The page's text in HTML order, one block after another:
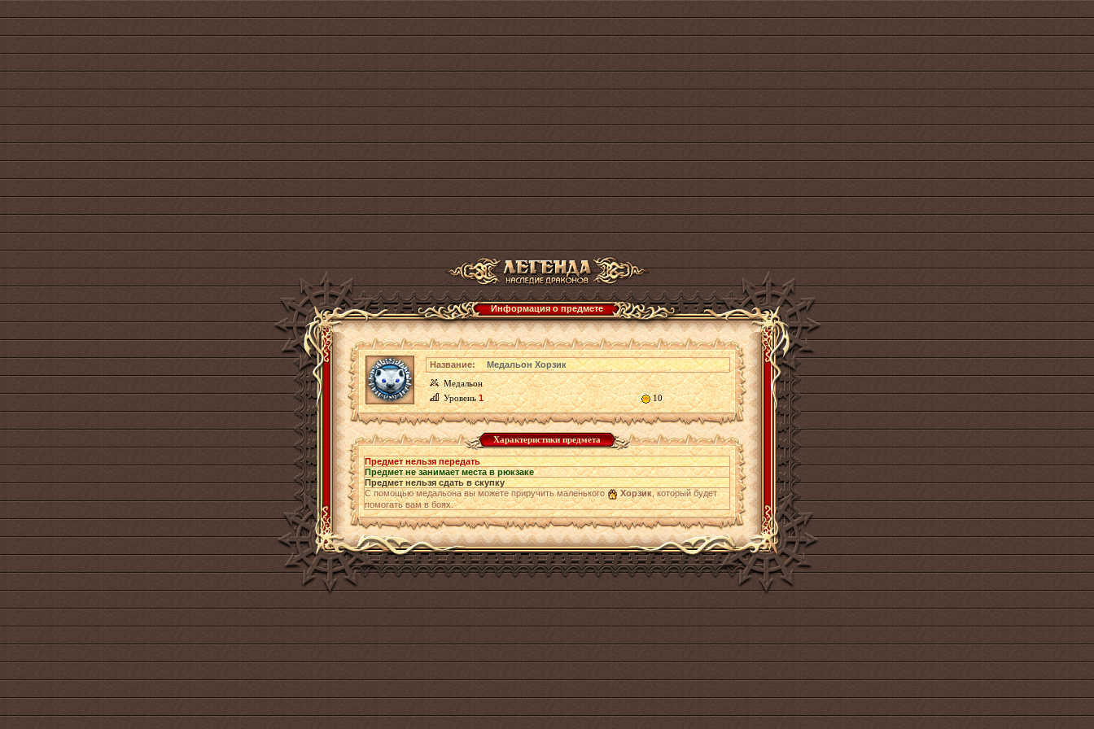
Информация о предмете
Название:
Медальон Хорзик
Медальон
Уровень1 10
Характеристики предмета
Предмет нельзя передать
Предмет не занимает места в рюкзаке
Предмет нельзя сдать в скупку
С помощью медальона вы можете приручить маленького
Хорзик, который будет
помогать вам в боях.